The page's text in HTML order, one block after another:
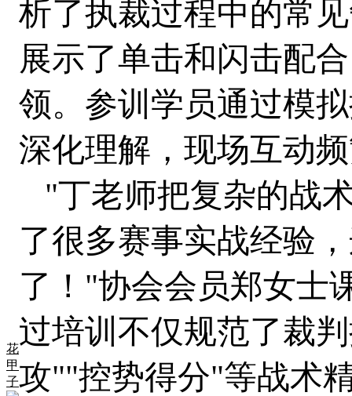
花
甲
子
析了执裁过程中的常
展示了单击和闪击配
领。参训学员通过模
深化理解，现场互动
"丁老师把复杂的战
了很多赛事实战经验
了！"协会会员郑女士
过培训不仅规范了裁
攻""控势得分"等战术